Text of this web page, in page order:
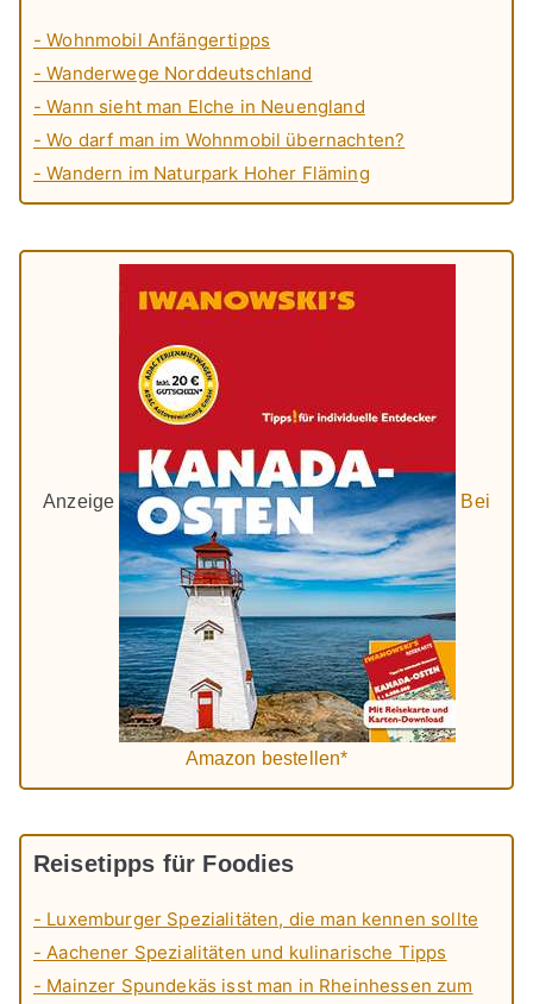
- Wohnmobil Anfängertipps
- Wanderwege Norddeutschland
- Wann sieht man Elche in Neuengland
- Wo darf man im Wohnmobil übernachten?
- Wandern im Naturpark Hoher Fläming
Anzeige Bei
Amazon bestellen*
Reisetipps für Foodies
- Luxemburger Spezialitäten, die man kennen sollte
- Aachener Spezialitäten und kulinarische Tipps
- Mainzer Spundekäs isst man in Rheinhessen zum